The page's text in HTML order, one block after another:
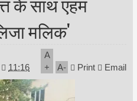
मलिक'
11:16
A
+
A- Print Email